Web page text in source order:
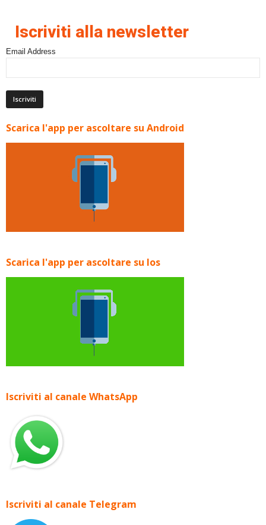
Iscriviti alla newsletter
Email Address
Scarica l'app per ascoltare su Android
Scarica l'app per ascoltare su Ios
Iscriviti al canale WhatsApp
Iscriviti al canale Telegram